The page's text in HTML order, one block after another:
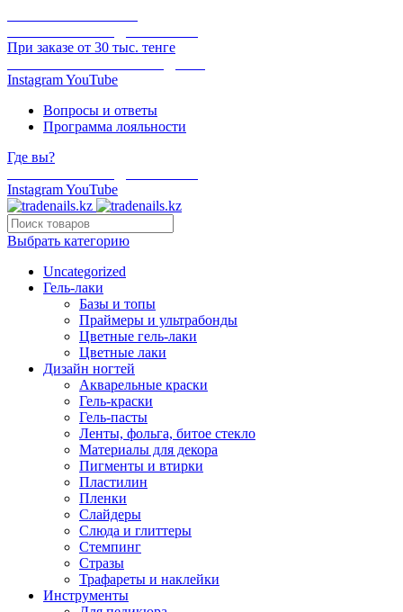
При заказе от 30 тыс. тенге
InstagramYouTube
Вопросы и ответы
Программа лояльности
Где вы?
InstagramYouTube
Выбрать категорию
Uncategorized
Гель-лаки
Базы и топы
Праймеры и ультрабонды
Цветные гель-лаки
Цветные лаки
Дизайн ногтей
Акварельные краски
Гель-краски
Гель-пасты
Ленты, фольга, битое стекло
Материалы для декора
Пигменты и втирки
Пластилин
Пленки
Слайдеры
Слюда и глиттеры
Стемпинг
Стразы
Трафареты и наклейки
Инструменты